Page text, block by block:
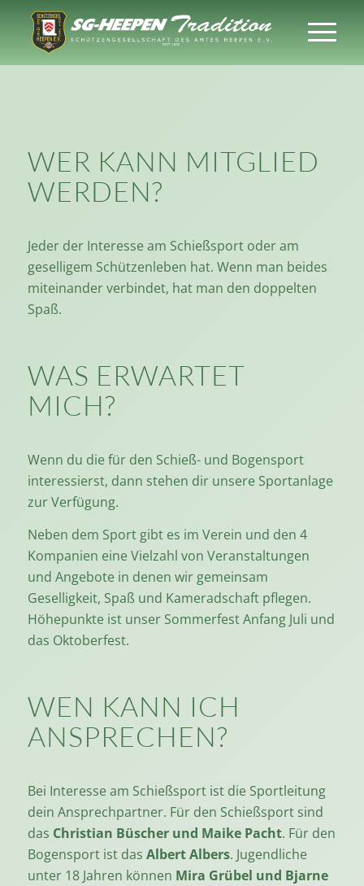
WER KANN MITGLIED
WERDEN?
Jeder der Interesse am Schießsport oder am
geselligem Schützenleben hat. Wenn man beides
miteinander verbindet, hat man den doppelten
Spaß.
WAS ERWARTET
MICH?
Wenn du die für den Schieß- und Bogensport
interessierst, dann stehen dir unsere Sportanlage
zur Verfügung.
Neben dem Sport gibt es im Verein und den 4
Kompanien eine Vielzahl von Veranstaltungen
und Angebote in denen wir gemeinsam
Geselligkeit, Spaß und Kameradschaft pflegen.
Höhepunkte ist unser Sommerfest Anfang Juli und
das Oktoberfest.
WEN KANN ICH
ANSPRECHEN?
Bei Interesse am Schießsport ist die Sportleitung
dein Ansprechpartner. Für den Schießsport sind
das Christian Büscher und Maike Pacht. Für den
Bogensport ist das Albert Albers. Jugendliche
unter 18 Jahren können Mira Grübel und Bjarne